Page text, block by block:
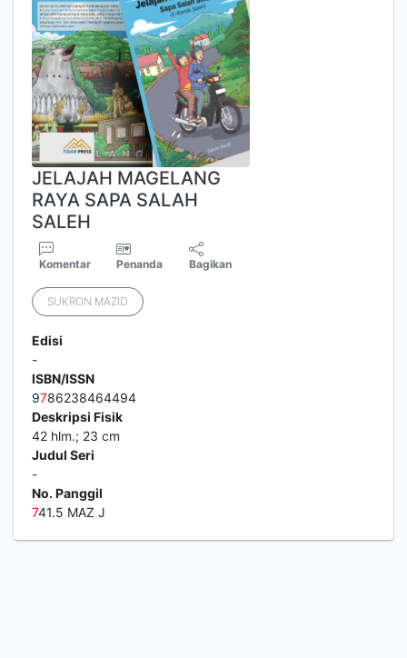
JELAJAH MAGELANG
RAYA SAPA SALAH
SALEH
Komentar Penanda Bagikan
SUKRON MAZID
Edisi
-
ISBN/ISSN
9786238464494
Deskripsi Fisik
42 hlm.; 23 cm
Judul Seri
-
No. Panggil
741.5 MAZ J